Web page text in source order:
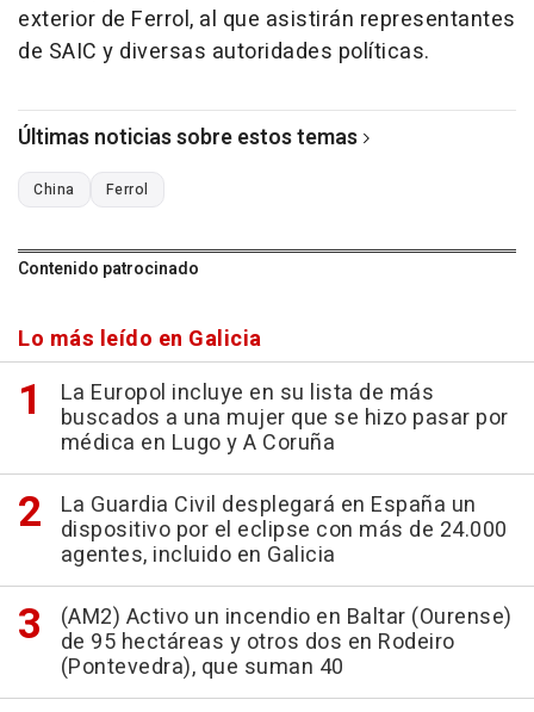
exterior de Ferrol, al que asistirán representantes
de SAIC y diversas autoridades políticas.
Últimas noticias sobre estos temas
China Ferrol
Contenido patrocinado
Lo más leído en Galicia
La Europol incluye en su lista de más
buscados a una mujer que se hizo pasar por
médica en Lugo y A Coruña
La Guardia Civil desplegará en España un
dispositivo por el eclipse con más de 24.000
agentes, incluido en Galicia
(AM2) Activo un incendio en Baltar (Ourense)
de 95 hectáreas y otros dos en Rodeiro
(Pontevedra), que suman 40